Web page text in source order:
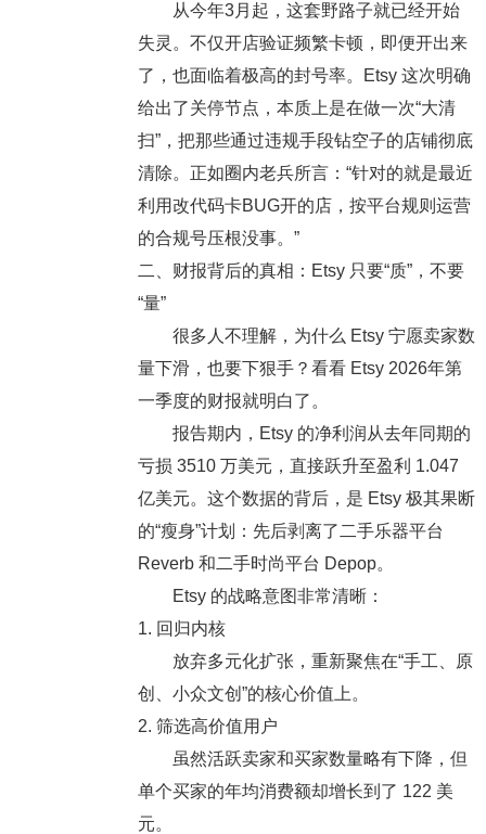
从今年3月起，这套野路子就已经开始
失灵。不仅开店验证频繁卡顿，即便开出来
了，也面临着极高的封号率。Etsy 这次明确
给出了关停节点，本质上是在做一次“大清
扫”，把那些通过违规手段钻空子的店铺彻底
清除。 正如圈内老兵所言：“针对的就是最近
利用改代码卡BUG开的店，按平台规则运营
的合规号压根没事。”
二、财报背后的真相：Etsy 只要“质”，不要
“量”
很多人不理解，为什么 Etsy 宁愿卖家数
量下滑，也要下狠手？看看 Etsy 2026年第
一季度的财报就明白了。
报告期内，Etsy 的净利润从去年同期的
亏损 3510 万美元，直接跃升至盈利 1.047
亿美元。这个数据的背后，是 Etsy 极其果断
的“瘦身”计划：先后剥离了二手乐器平台
Reverb 和二手时尚平台 Depop。
Etsy 的战略意图非常清晰：
1. 回归内核
放弃多元化扩张，重新聚焦在“手工、原
创、小众文创”的核心价值上。
2. 筛选高价值用户
虽然活跃卖家和买家数量略有下降，但
单个买家的年均消费额却增长到了 122 美
元。